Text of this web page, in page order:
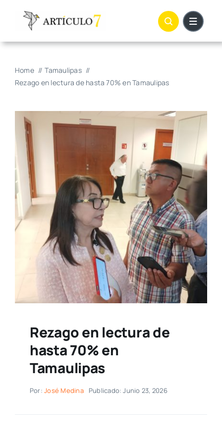
Home
Tamaulipas
Rezago en lectura de hasta 70% en Tamaulipas
Rezago en lectura de
hasta 70% en
Tamaulipas
Por:José Medina Publicado: Junio 23, 2026